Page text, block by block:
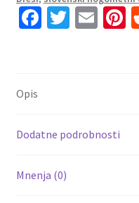
Fa
k
T E
Opis
Dodatne podrobnosti
Mnenja (0)